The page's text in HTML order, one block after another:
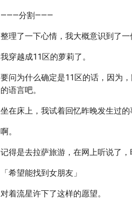
———分割———
整理了一下心情，我大概意识到了一
我穿越成11区的萝莉了。
要问为什么确定是11区的话，因为
的语言吧。
坐在床上，我试着回忆昨晚发生过的
啊。
记得是去拉萨旅游，在网上听说了
「希望能找到女朋友」
对着流星许下了这样的愿望。